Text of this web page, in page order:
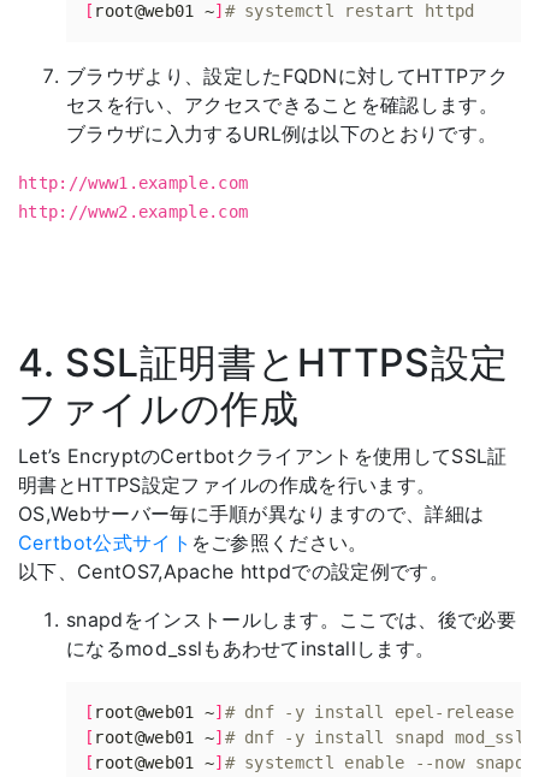
[ root@web01 ~] # systemctl restart httpd
ブラウザより、設定したFQDNに対してHTTPアク
セスを行い、アクセスできることを確認します。
ブラウザに入力するURL例は以下のとおりです。
http://www1.example.com
http://www2.example.com
4. SSL証明書とHTTPS設定
ファイルの作成
Let’s EncryptのCertbotクライアントを使用してSSL証
明書とHTTPS設定ファイルの作成を行います。
OS,Webサーバー毎に手順が異なりますので、詳細は
Certbot公式サイト をご参照ください。
以下、CentOS7,Apache httpdでの設定例です。
snapdをインストールします。ここでは、後で必要
になるmod_sslもあわせてinstallします。
[ root@web01 ~] # dnf -y install epel-release
[ root@web01 ~] # dnf -y install snapd mod_ssl
[ root@web01 ~] # systemctl enable --now